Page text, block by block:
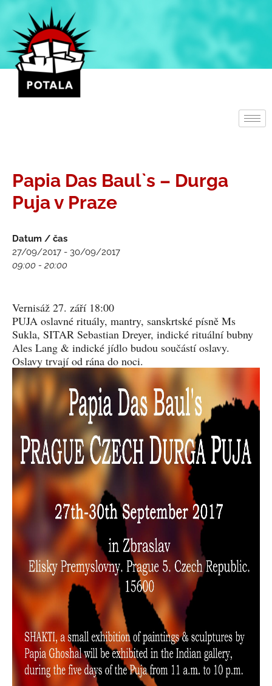
Přeskočit
obsah
Papia Das Baul`s – Durga
Puja v Praze
Datum / čas
27/09/2017 - 30/09/2017
09:00 - 20:00
Vernisáž 27. září 18:00
​PUJA oslavné rituály, mantry, sanskrtské písně Ms
Sukla, SITAR Sebastian Dreyer, indické rituální bubny
Ales Lang & indické jídlo budou součástí oslavy.
Oslavy trvají od rána do noci.